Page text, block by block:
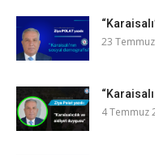
23
4 Temmuz